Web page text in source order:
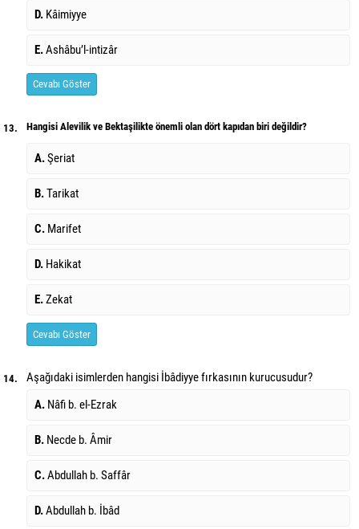
D. Kâimiyye
E.Ashâbu’l-intizâr
Cevabı Göster
13. Hangisi Alevilik ve Bektaşilikte önemli olan dört kapıdan biri değildir?
A.Şeriat
B.Tarikat
C. Marifet
D. Hakikat
E.Zekat
Cevabı Göster
14.
Aşağıdaki isimlerden hangisi İbâdiyye fırkasının kurucusudur?
A. Nâfi b. el-Ezrak
B. Necde b. Âmir
C.Abdullah b. Saffâr
D.Abdullah b. İbâd